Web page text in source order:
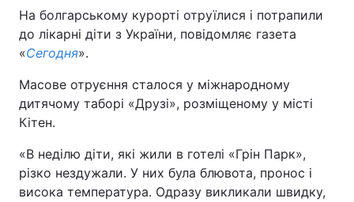
На болгарському курорті отруїлися і потрапили
до лікарні діти з України, повідомляє газета
«Сегодня».
Масове отруєння сталося у міжнародному
дитячому таборі «Друзі», розміщеному у місті
Кітен.
«В неділю діти, які жили в готелі «Грін Парк»,
різко нездужали. У них була блювота, пронос і
висока температура. Одразу викликали швидку,